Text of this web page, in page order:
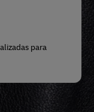
para